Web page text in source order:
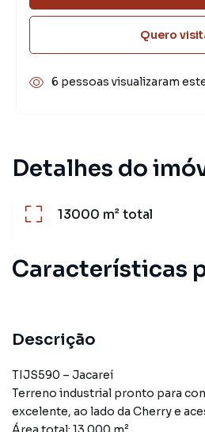
Detalhes do
13000 m²total
Características
Descrição
TIJS590 – Jacareí
Terreno industrial pronto para
excelente, ao lado da Cherry e
Quero
6 pessoas visualizaram